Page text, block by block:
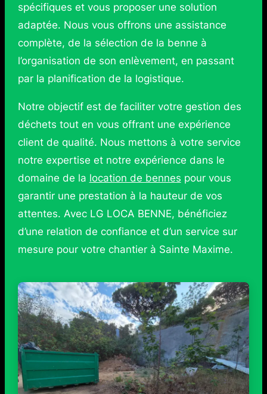
spécifiques et vous proposer une solution
adaptée. Nous vous offrons une assistance
complète, de la sélection de la benne à
l’organisation de son enlèvement, en passant
par la planification de la logistique.
Notre objectif est de faciliter votre gestion des
déchets tout en vous offrant une expérience
client de qualité. Nous mettons à votre service
notre expertise et notre expérience dans le
domaine de la location de bennes pour vous
garantir une prestation à la hauteur de vos
attentes. Avec LG LOCA BENNE, bénéficiez
d’une relation de confiance et d’un service sur
mesure pour votre chantier à Sainte Maxime.